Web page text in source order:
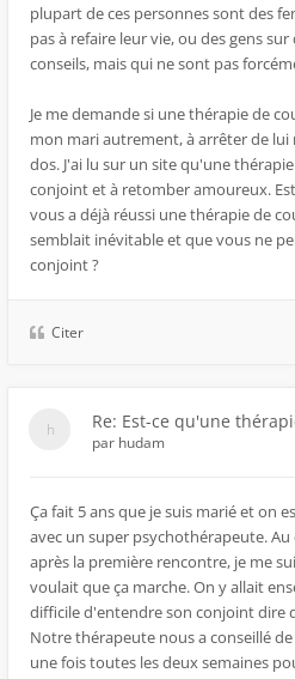
plupart de ces personnes sont des
pas à refaire leur vie, ou des gens
conseils, mais qui ne sont pas
Je me demande si une thérapie de
mon mari autrement, à arrêter de
dos. J'ai lu sur un site qu'une
conjoint et à retomber amoureux.
vous a déjà réussi une thérapie de
semblait inévitable et que vous ne
conjoint ?
Citer
Re: Est-ce qu'une
par hudam
Ça fait 5 ans que je suis marié et on
avec un super psychothérapeute.
après la première rencontre, je me
voulait que ça marche. On y allait
difficile d'entendre son conjoint dire
Notre thérapeute nous a conseillé de
une fois toutes les deux semaines